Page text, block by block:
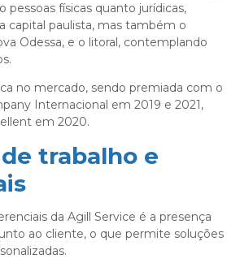
pessoas físicas quanto jurídicas,
capital paulista, mas também o
Odessa, e o litoral, contemplando
no mercado, sendo premiada com o
Internacional em 2019 e 2021,
em 2020.
trabalho e
da Agill Service é a presença
ao cliente, o que permite soluções